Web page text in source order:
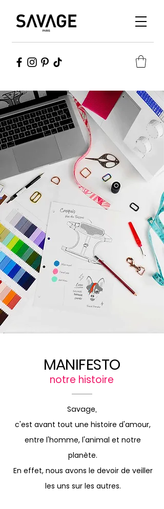
MANIFESTO
notre histoire
Savage,
c'est avant tout une histoire d'amour,
entre l'homme, l'animal et notre
planète.
En effet, nous avons le devoir de veiller
les uns sur les autres.